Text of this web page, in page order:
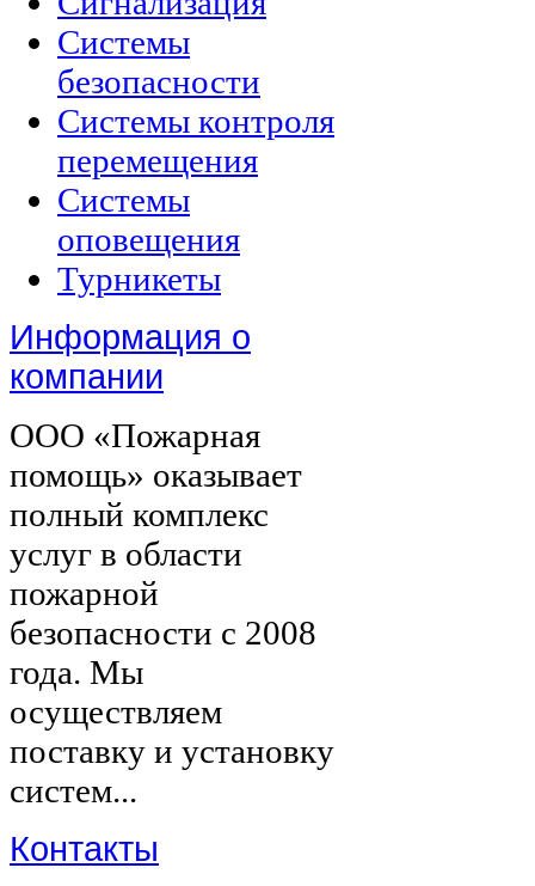
Системы
безопасности
Системы контроля
перемещения
Системы
оповещения
Турникеты
Информация о
компании
ООО «Пожарная
помощь» оказывает
полный комплекс
услуг в области
пожарной
безопасности с 2008
года. Мы
осуществляем
поставку и установку
систем...
Контакты